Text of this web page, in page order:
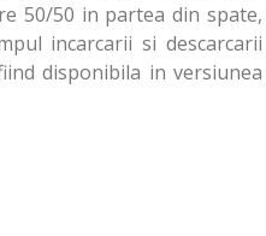
50/50 in partea din spate,
incarcarii si descarcarii
disponibila in versiunea